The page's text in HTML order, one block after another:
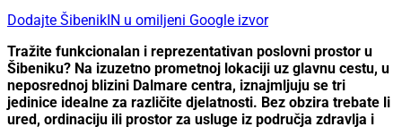
Dodajte ŠibenikIN u omiljeni Google izvor
Tražite funkcionalan i reprezentativan poslovni prostor u
Šibeniku? Na izuzetno prometnoj lokaciji uz glavnu cestu, u
neposrednoj blizini Dalmare centra, iznajmljuju se tri
jedinice idealne za različite djelatnosti. Bez obzira trebate li
ured, ordinaciju ili prostor za usluge iz područja zdravlja i